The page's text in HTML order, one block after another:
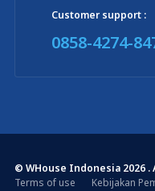
Customer support :
0858-4274-
© WHouse Indonesia 2026
Terms of use
Kebijakan